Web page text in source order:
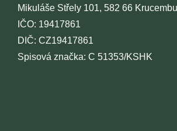
Mikuláše Střely 101, 582 66
IČO: 19417861
DIČ: CZ19417861
Spisová značka: C 51353/KSHK